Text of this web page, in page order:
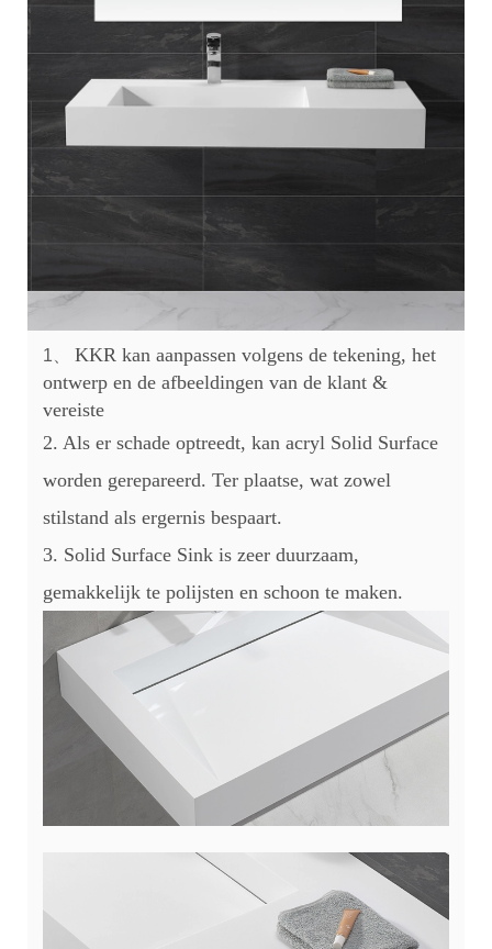
1、 KKR kan aanpassen volgens de tekening, het
ontwerp en de afbeeldingen van de klant &
vereiste
2. Als er schade optreedt, kan acryl Solid Surface
worden gerepareerd. Ter plaatse, wat zowel
stilstand als ergernis bespaart.
3. Solid Surface Sink is zeer duurzaam,
gemakkelijk te polijsten en schoon te maken.